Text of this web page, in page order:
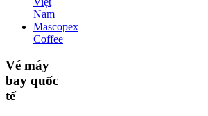
Nam
Mascopex
Coffee
Vé máy
bay quốc
tế